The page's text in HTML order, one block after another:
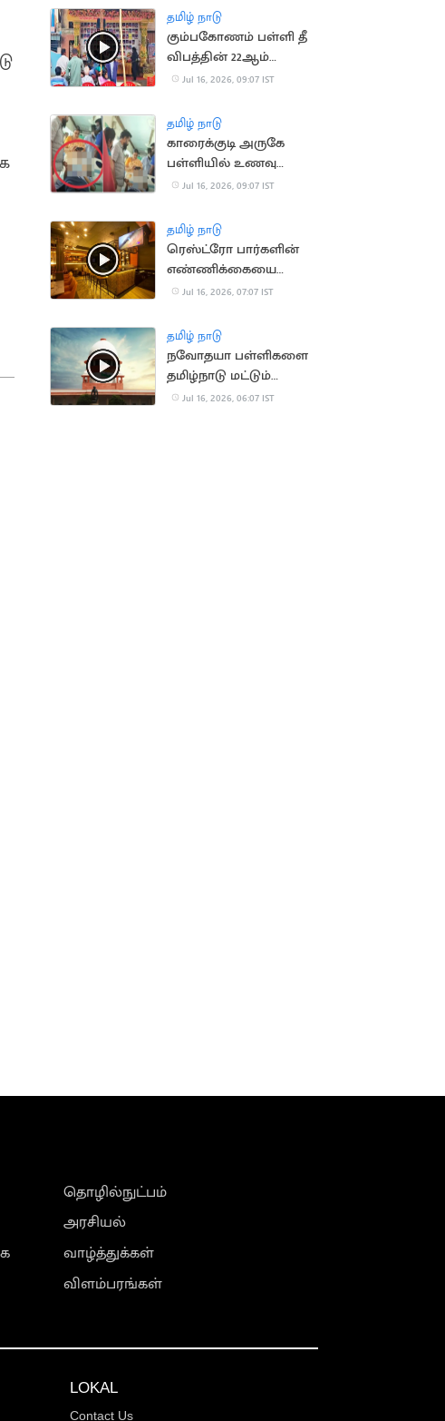
தமிழ் நாடு
கும்பகோணம் பள்ளி தீ
விபத்தின் 22ஆம்
ஆண்டு நினைவு தினம்
Jul 16, 2026, 09:07 IST
தமிழ் நாடு
காரைக்குடி அருகே
பள்ளியில் உணவு
சாப்பிட்ட மாணவிகள்
Jul 16, 2026, 09:07 IST
தமிழ் நாடு
ரெஸ்ட்ரோ பார்களின்
எண்ணிக்கையை
அதிகரிக்க TN அரசு
Jul 16, 2026, 07:07 IST
தமிழ் நாடு
நவோதயா பள்ளிகளை
தமிழ்நாடு மட்டும்
நிராகரிப்பது ஏன்? -
Jul 16, 2026, 06:07 IST
தொழில்நுட்பம்
அரசியல்
வாழ்த்துக்கள்
விளம்பரங்கள்
LOKAL
Contact Us